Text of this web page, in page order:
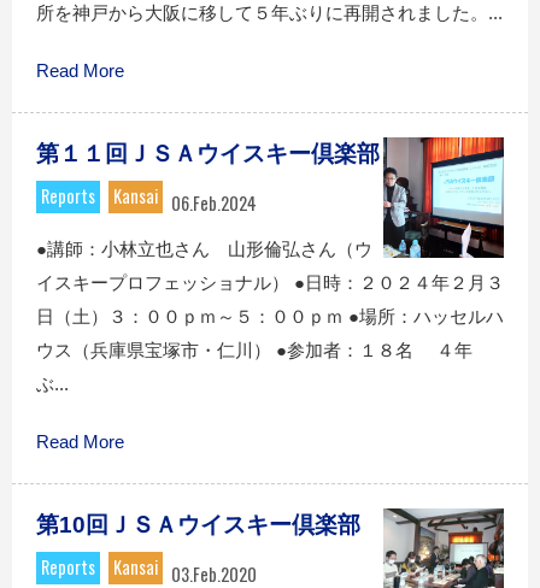
所を神戸から大阪に移して５年ぶりに再開されました。...
Read More
第１１回ＪＳＡウイスキー倶楽部
Reports
Kansai 06.Feb.2024
●講師：小林立也さん 山形倫弘さん（ウ
イスキープロフェッショナル） ●日時：２０２４年２月３
日（土）３：００ｐｍ～５：００ｐｍ ●場所：ハッセルハ
ウス（兵庫県宝塚市・仁川） ●参加者：１８名 ４年
ぶ...
Read More
第10回ＪＳＡウイスキー倶楽部
Reports
Kansai 03.Feb.2020